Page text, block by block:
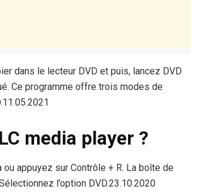
dans le lecteur DVD et puis, lancez DVD
Ce programme offre trois modes de
media player ?
appuyez sur Contrôle + R. La boîte de
l’option DVD.23.10.2020